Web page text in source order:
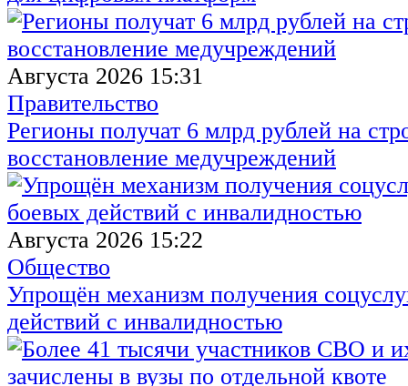
Августа 2026 15:31
Правительство
Регионы получат 6 млрд рублей на
восстановление медучреждений
Августа 2026 15:22
Общество
Упрощён механизм получения
действий с инвалидностью